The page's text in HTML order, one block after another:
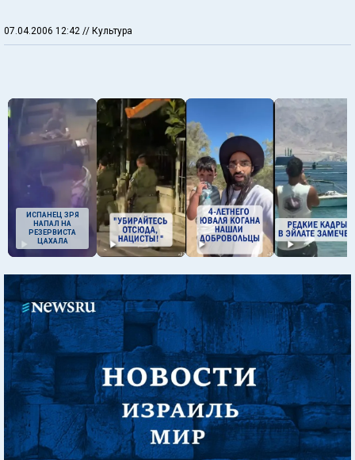
07.04.2006 12:42 // Культура
ИСПАНЕЦ ЗРЯ
НАПАЛ НА
РЕЗЕРВИСТА
ЦАХАЛА